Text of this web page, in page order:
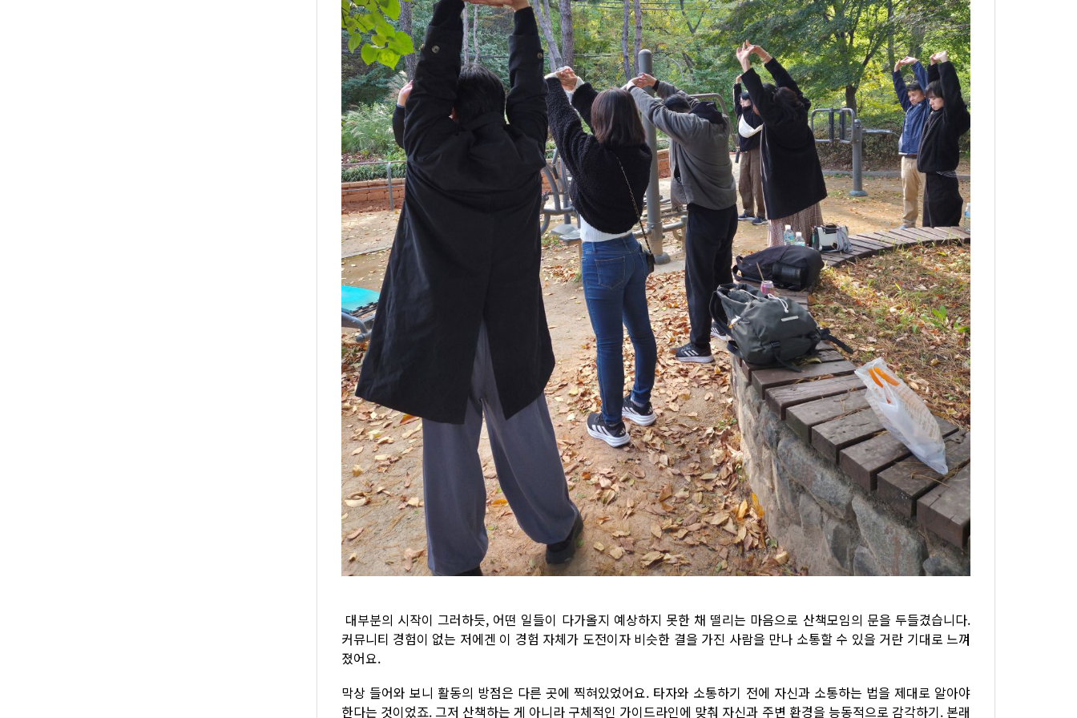
대부분의 시작이 그러하듯, 어떤 일들이 다가올지 예상하지 못한 채 떨리는 마음으로 산책모임의 문을 두들겼습니다.
커뮤니티 경험이 없는 저에겐 이 경험 자체가 도전이자 비슷한 결을 가진 사람을 만나 소통할 수 있을 거란 기대로 느껴
졌어요.
막상 들어와 보니 활동의 방점은 다른 곳에 찍혀있었어요. 타자와 소통하기 전에 자신과 소통하는 법을 제대로 알아야
한다는 것이었죠. 그저 산책하는 게 아니라 구체적인 가이드라인에 맞춰 자신과 주변 환경을 능동적으로 감각하기. 본래